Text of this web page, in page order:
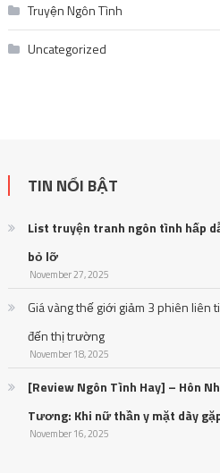
Truyện Ngôn Tình
Uncategorized
TIN NỔI BẬT
List truyện tranh ngôn tình hấp
bỏ lỡ
November 27, 2025
Giá vàng thế giới giảm 3 phiên liên
đến thị trường
November 18, 2025
[Review Ngôn Tình Hay] – Hôn
Tương: Khi nữ thần y mặt dày
November 16, 2025